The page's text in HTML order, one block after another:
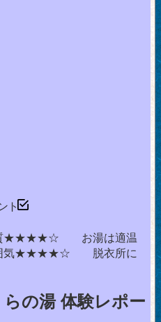
ト
★★★★☆ お湯は適温
気★★★★☆ 脱衣所に
の湯 体験レポー